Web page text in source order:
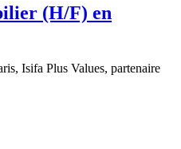
(H/F) en
Isifa Plus Values, partenaire